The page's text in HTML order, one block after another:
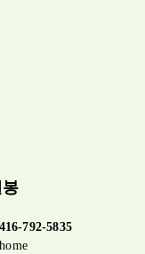
416-792-5835